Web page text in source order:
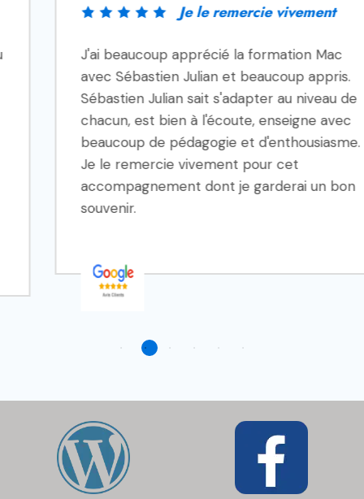
Je le remercie vivement
J'ai beaucoup apprécié la formation Mac
avec Sébastien Julian et beaucoup appris.
Sébastien Julian sait s'adapter au niveau de
chacun, est bien à l'écoute, enseigne avec
beaucoup de pédagogie et d'enthousiasme.
Je le remercie vivement pour cet
accompagnement dont je garderai un bon
souvenir.